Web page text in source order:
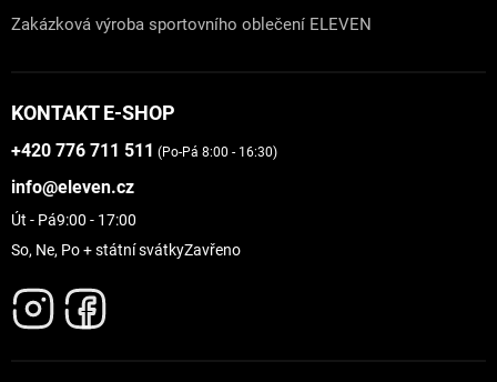
Zakázková výroba sportovního oblečení ELEVEN
KONTAKT E-SHOP
+420 776 711 511 (Po-Pá 8:00 - 16:30)
info@eleven.cz
Út - Pá9:00 - 17:00
So, Ne, Po + státní svátkyZavřeno